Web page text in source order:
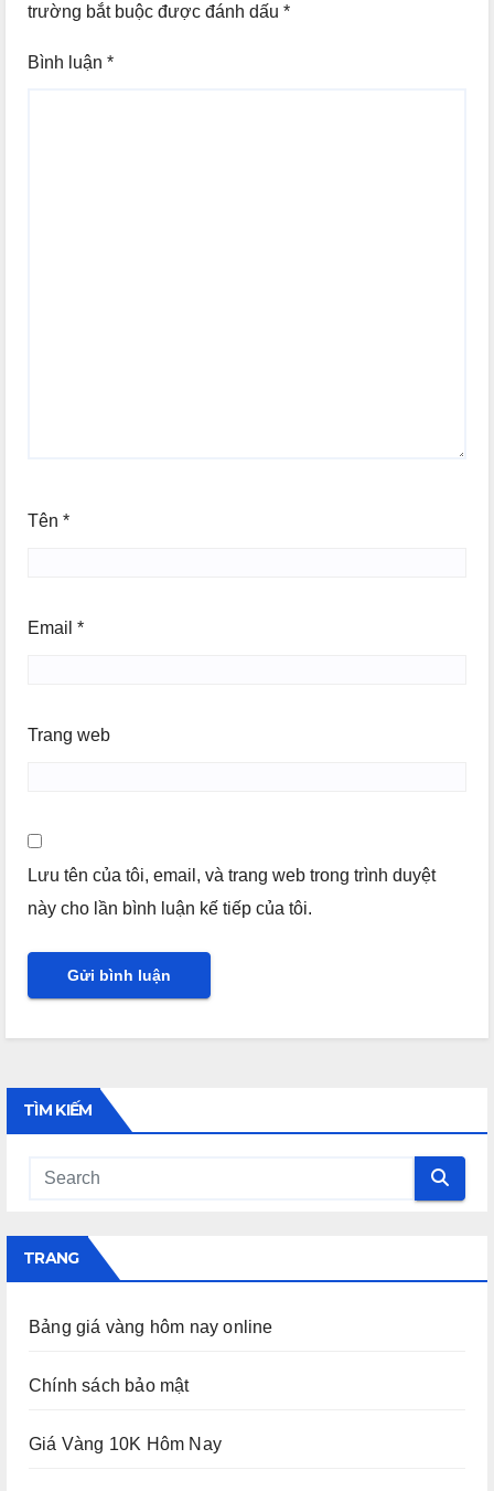
trường bắt buộc được đánh dấu *
Bình luận *
Tên *
Email *
Trang web
Lưu tên của tôi, email, và trang web trong trình duyệt
này cho lần bình luận kế tiếp của tôi.
TÌM KIẾM
TRANG
Bảng giá vàng hôm nay online
Chính sách bảo mật
Giá Vàng 10K Hôm Nay